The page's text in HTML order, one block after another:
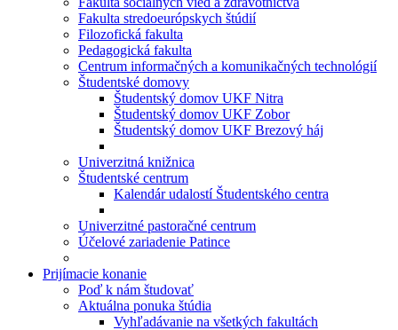
Fakulta stredoeurópskych štúdií
Filozofická fakulta
Pedagogická fakulta
Centrum informačných a komunikačných technológií
Študentské domovy
Študentský domov UKF Nitra
Študentský domov UKF Zobor
Študentský domov UKF Brezový háj
Univerzitná knižnica
Študentské centrum
Kalendár udalostí Študentského centra
Univerzitné pastoračné centrum
Účelové zariadenie Patince
Prijímacie konanie
Poď k nám študovať
Aktuálna ponuka štúdia
Vyhľadávanie na všetkých fakultách